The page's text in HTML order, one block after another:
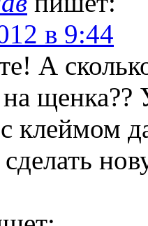
в 9:44
А
клеймом